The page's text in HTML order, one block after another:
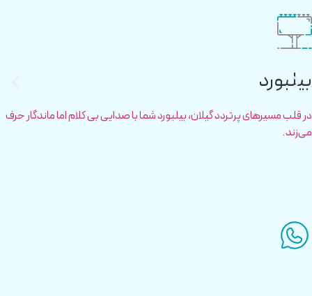
بیلبورد
در قلب مسیرهای پرتردد گیلان، بیلبورد شما با صدایی بی کلام اما ماندگار حرف
می‌زند.